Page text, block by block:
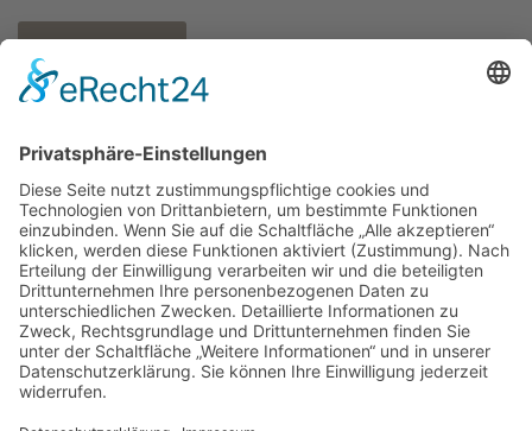
Nachricht senden
gekennzeichneten Felder aus und hinterlassen entweder eine
Telefonnummer oder eine E-Mail-Adresse, damit wir uns mit
Ihnen in Verbindung setzen können.
Sie können die vorstehende Einwilligung jederzeit uns gegenüber
widerrufen. Am einfachsten ist dies, wenn Sie uns eine E-Mail an
kontakt@tischlerei-weise.desenden.
Kontakt
Tischlerei Weise GmbH